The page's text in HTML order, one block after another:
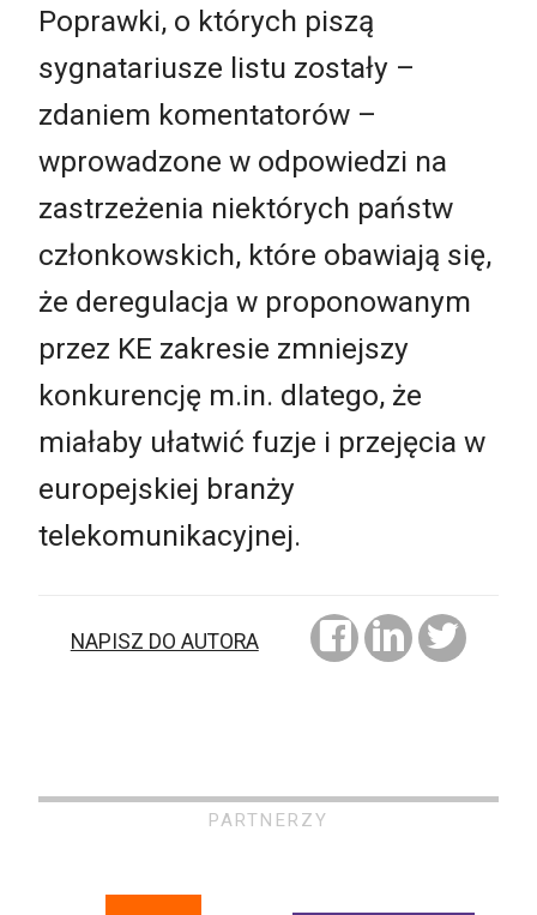
Poprawki, o których piszą
sygnatariusze listu zostały –
zdaniem komentatorów –
wprowadzone w odpowiedzi na
zastrzeżenia niektórych państw
członkowskich, które obawiają się,
że deregulacja w proponowanym
przez KE zakresie zmniejszy
konkurencję m.in. dlatego, że
miałaby ułatwić fuzje i przejęcia w
europejskiej branży
telekomunikacyjnej.
NAPISZ DO AUTORA
PARTNERZY